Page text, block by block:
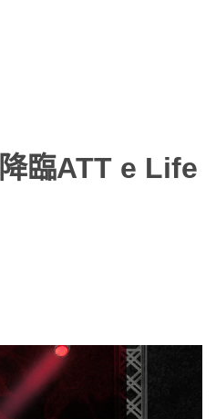
臨ATT e Life